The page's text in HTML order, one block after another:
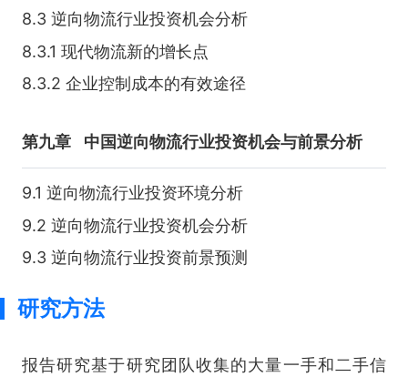
8.3 逆向物流行业投资机会分析
8.3.1 现代物流新的增长点
8.3.2 企业控制成本的有效途径
第九章 中国逆向物流行业投资机会与前景分析
9.1 逆向物流行业投资环境分析
9.2 逆向物流行业投资机会分析
9.3 逆向物流行业投资前景预测
研究方法
报告研究基于研究团队收集的大量一手和二手信